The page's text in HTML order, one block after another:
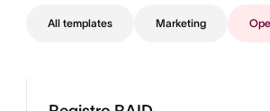
All templates Marketing